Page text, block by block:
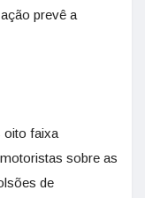
prevê a
oito faixa
sobre as
de